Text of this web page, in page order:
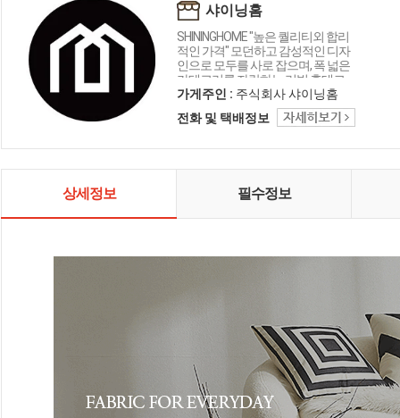
샤이닝홈
SHININGHOME "높은 퀄리티외 합리
적인 가격" 모던하고 감성적인 디자
인으로 모두를 사로 잡으며, 폭 넓은
카테고리를 자랑하는 리빙 홈데코
인테리어 샤이닝홈입니다.
가게주인 : 주식회사 샤이닝홈
전화 및 택배정보
상세정보 필수정보